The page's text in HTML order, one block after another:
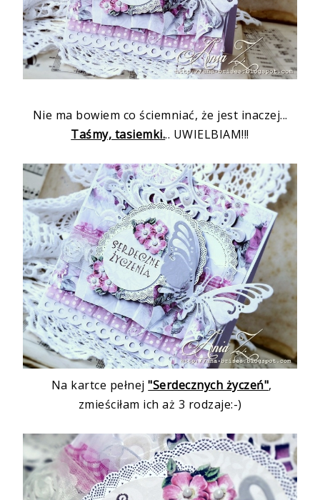
Nie ma bowiem co ściemniać, że jest inaczej...
Taśmy, tasiemki... UWIELBIAM!!!
Na kartce pełnej"Serdecznych życzeń",
zmieściłam ich aż 3 rodzaje:-)